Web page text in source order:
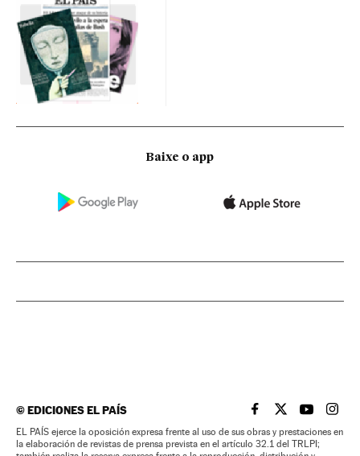
Baixe o app
©EDICIONES EL PAÍS EL PAÍS BRASIL EN
EL PAÍSEL PAÍS
EL
EL PAÍS ejerce la oposición expresa frente al uso de sus obras y prestaciones en
la elaboración de revistas de prensa prevista en el artículo 32.1 del TRLPI;